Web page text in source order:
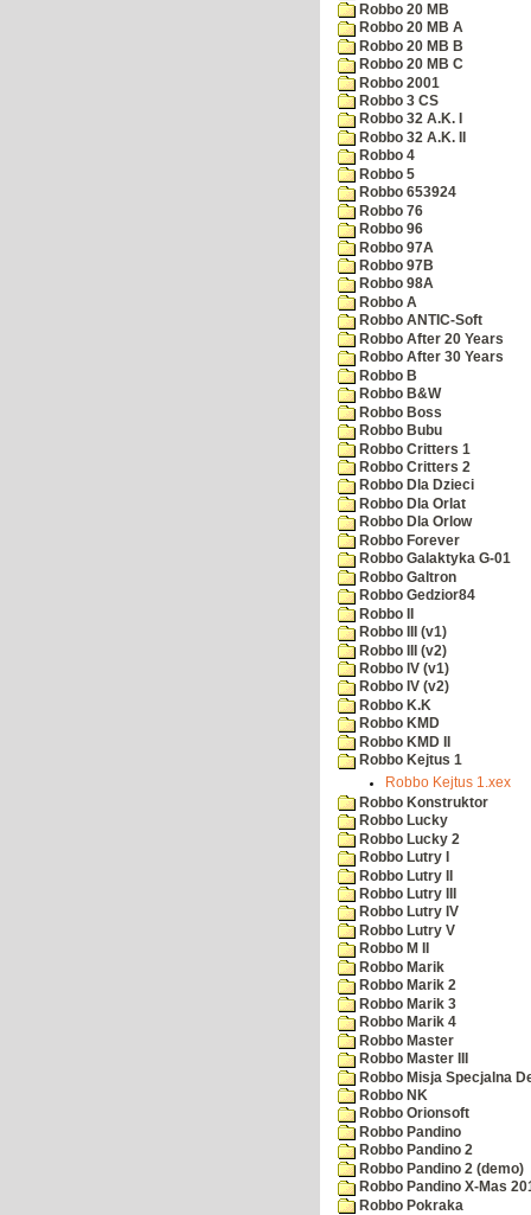
Robbo 20 MB
Robbo 20 MB A
Robbo 20 MB B
Robbo 20 MB C
Robbo 2001
Robbo 3 CS
Robbo 32 A.K. I
Robbo 32 A.K. II
Robbo 4
Robbo 5
Robbo 653924
Robbo 76
Robbo 96
Robbo 97A
Robbo 97B
Robbo 98A
Robbo A
Robbo ANTIC-Soft
Robbo After 20 Years
Robbo After 30 Years
Robbo B
Robbo B&W
Robbo Boss
Robbo Bubu
Robbo Critters 1
Robbo Critters 2
Robbo Dla Dzieci
Robbo Dla Orlat
Robbo Dla Orlow
Robbo Forever
Robbo Galaktyka G-01
Robbo Galtron
Robbo Gedzior84
Robbo II
Robbo III (v1)
Robbo III (v2)
Robbo IV (v1)
Robbo IV (v2)
Robbo K.K
Robbo KMD
Robbo KMD II
Robbo Kejtus 1
Robbo Kejtus 1.xex
Robbo Konstruktor
Robbo Lucky
Robbo Lucky 2
Robbo Lutry I
Robbo Lutry II
Robbo Lutry III
Robbo Lutry IV
Robbo Lutry V
Robbo M II
Robbo Marik
Robbo Marik 2
Robbo Marik 3
Robbo Marik 4
Robbo Master
Robbo Master III
Robbo Misja Specjalna
Robbo NK
Robbo Orionsoft
Robbo Pandino
Robbo Pandino 2
Robbo Pandino 2 (demo)
Robbo Pandino X-Mas
Robbo Pokraka